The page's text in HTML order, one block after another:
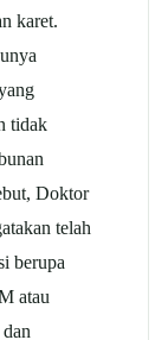
karet.
tidak
Doktor
telah
berupa
atau